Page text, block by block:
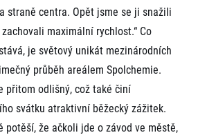
straně centra. Opět jsme se ji snažili
maximální rychlost.“ Co
je světový unikát mezinárodních
průběh areálem Spolchemie.
přitom odlišný, což také činí
svátku atraktivní běžecký zážitek.
potěší, že ačkoli jde o závod ve městě,